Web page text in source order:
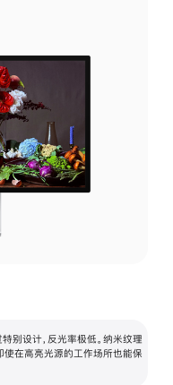
别设计，反光率极低。纳米纹理
使在高亮光源的工作场所也能保